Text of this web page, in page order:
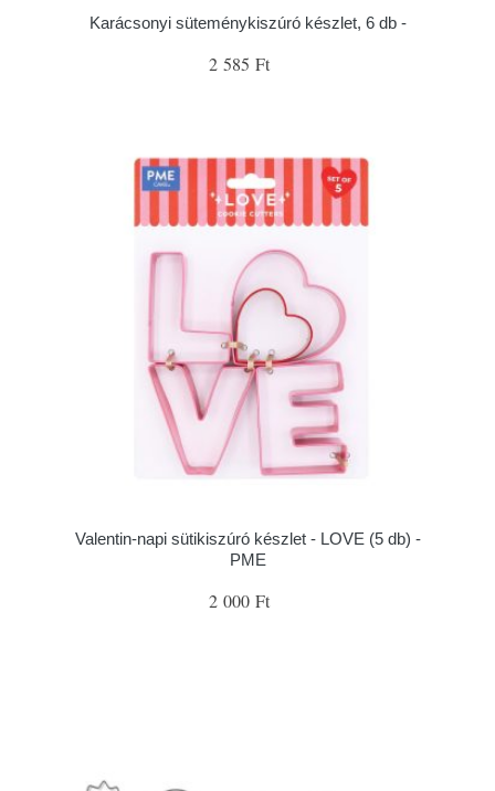
Karácsonyi süteménykiszúró készlet, 6 db -
2 585 Ft
Valentin-napi sütikiszúró készlet - LOVE (5 db) -
PME
2 000 Ft